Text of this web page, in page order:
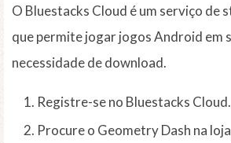
O Bluestacks Cloud é um serviço de
que permite jogar jogos Android em
necessidade de download.
Registre-se no Bluestacks Cloud.
Procure o Geometry Dash na